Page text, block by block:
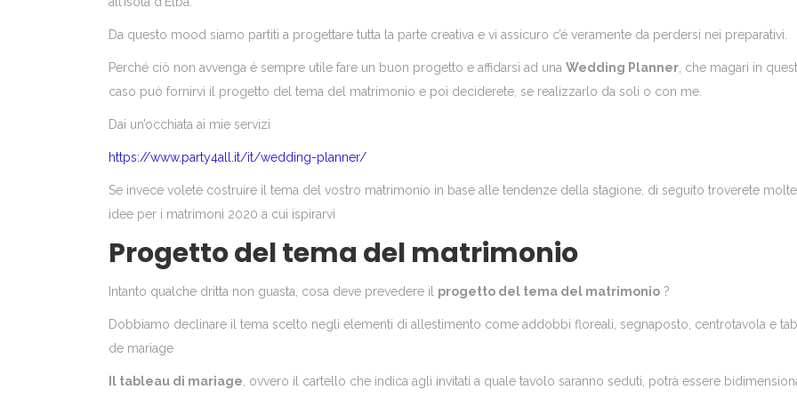
Da questo mood siamo partiti a progettare tutta la parte creativa e vi assicuro c’é veramente da perdersi nei preparativi.
Perché ciò non avvenga é sempre utile fare un buon progetto e affidarsi ad una Wedding Planner, che magari in
caso può fornirvi il progetto del tema del matrimonio e poi deciderete, se realizzarlo da soli o con me.
Dai un’occhiata ai mie servizi
https://www.party4all.it/it/wedding-planner/
Se invece volete costruire il tema del vostro matrimonio in base alle tendenze della stagione, di seguito troverete molte
idee per i matrimoni 2020 a cui ispirarvi
Progetto del tema del matrimonio
Intanto qualche dritta non guasta, cosa deve prevedere il progetto del tema del matrimonio ?
Dobbiamo declinare il tema scelto negli elementi di allestimento come addobbi floreali, segnaposto, centrotavola e
de mariage
Il tableau di mariage, ovvero il cartello che indica agli invitati a quale tavolo saranno seduti, potrà essere